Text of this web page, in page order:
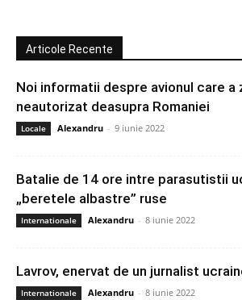
Articole Recente
Noi informatii despre avionul care a
neautorizat deasupra Romaniei
Locale Alexandru - 9 iunie 2022
Batalie de 14 ore intre parasutistii
„beretele albastre” ruse
Internationale Alexandru - 8 iunie 2022
Lavrov, enervat de un jurnalist
Internationale Alexandru - 8 iunie 2022